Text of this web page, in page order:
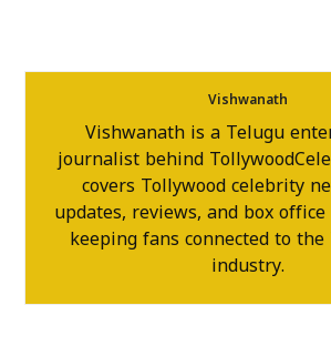
Vishwanath
Vishwanath is a Telugu
journalist behind
covers Tollywood celebrity
updates, reviews, and box
keeping fans connected to
industry.